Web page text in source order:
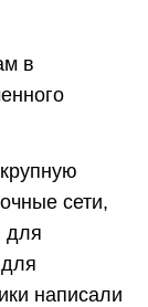
в
сети,
для
написали